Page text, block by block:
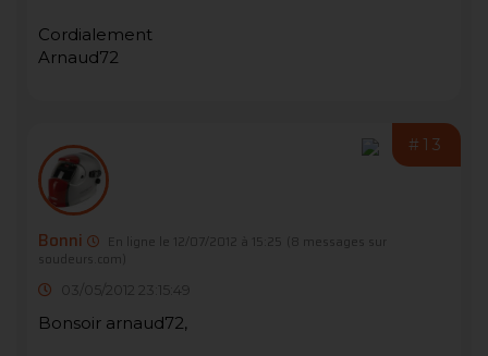
Cordialement
Arnaud72
#13
Bonni En ligne le 12/07/2012 à 15:25
(8 messages sur
soudeurs.com)
03/05/2012 23:15:49
Bonsoir arnaud72,